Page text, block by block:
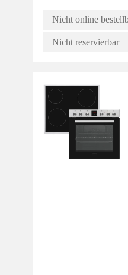
Nicht online
Nicht reservierbar